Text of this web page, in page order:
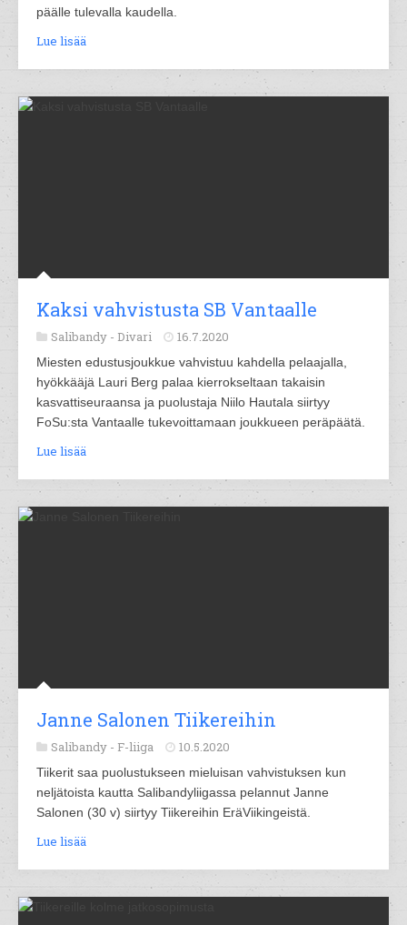
päälle tulevalla kaudella.
Lue lisää
Kaksi vahvistusta SB Vantaalle
Salibandy - Divari 16.7.2020
Miesten edustusjoukkue vahvistuu kahdella pelaajalla,
hyökkääjä Lauri Berg palaa kierrokseltaan takaisin
kasvattiseuraansa ja puolustaja Niilo Hautala siirtyy
FoSu:sta Vantaalle tukevoittamaan joukkueen peräpäätä.
Lue lisää
Janne Salonen Tiikereihin
Salibandy - F-liiga 10.5.2020
Tiikerit saa puolustukseen mieluisan vahvistuksen kun
neljätoista kautta Salibandyliigassa pelannut Janne
Salonen (30 v) siirtyy Tiikereihin EräViikingeistä.
Lue lisää